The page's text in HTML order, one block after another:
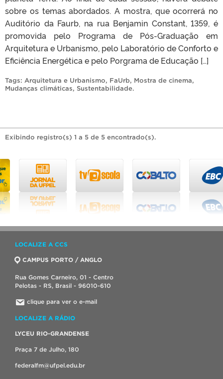
sobre os temas abordados. A mostra, que ocorrerá no
Auditório da Faurb, na rua Benjamin Constant, 1359, é
promovida pelo Programa de Pós-Graduação em
Arquitetura e Urbanismo, pelo Laboratório de Conforto e
Eficiência Energética e pelo Porgrama de Educação […]
Tags: Arquitetura e Urbanismo, FaUrb, Mostra de cinema,
Mudanças climáticas, Sustentabilidade.
Exibindo registro(s) 1 a 5 de 5 encontrado(s).
LOCALIZE A CCS
CAMPUS PORTO / ANGLO
Rua Gomes Carneiro, 01 - Centro
Pelotas - RS, Brasil - 96010-610
clique para ver o e-mail
LOCALIZE A RÁDIO
LYCEU RIO-GRANDENSE
Praça 7 de Julho, 180
federalfm@ufpel.edu.br